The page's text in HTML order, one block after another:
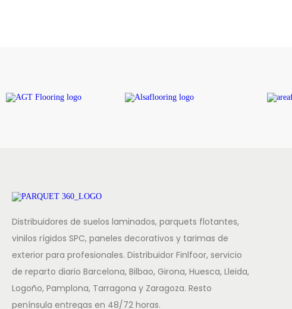
Distribuidores de suelos laminados, parquets flotantes,
vinilos rígidos SPC, paneles decorativos y tarimas de
exterior para profesionales. Distribuidor Finlfoor, servicio
de reparto diario Barcelona, Bilbao, Girona, Huesca, Lleida,
Logoño, Pamplona, Tarragona y Zaragoza. Resto
península entregas en 48/72 horas.